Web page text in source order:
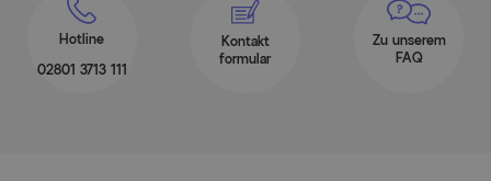
Hotline
02801 3713 111
Kontakt
formular
Zu unserem
FAQ